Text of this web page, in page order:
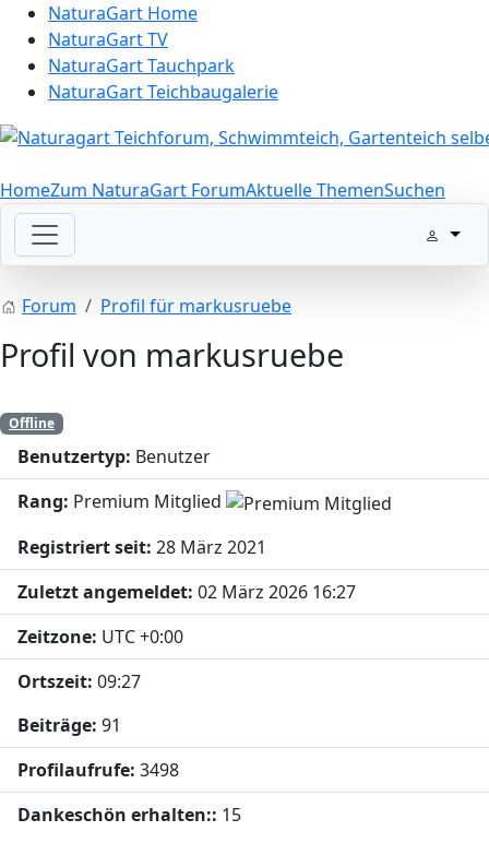
NaturaGart Home
NaturaGart TV
NaturaGart Tauchpark
NaturaGart Teichbaugalerie
HomeZum NaturaGart ForumAktuelle ThemenSuchen
Forum Profil für markusruebe
Profil von markusruebe
Offline
Benutzertyp: Benutzer
Rang: Premium Mitglied
Registriert seit: 28 März 2021
Zuletzt angemeldet: 02 März 2026 16:27
Zeitzone: UTC +0:00
Ortszeit: 09:27
Beiträge: 91
Profilaufrufe: 3498
Dankeschön erhalten:: 15